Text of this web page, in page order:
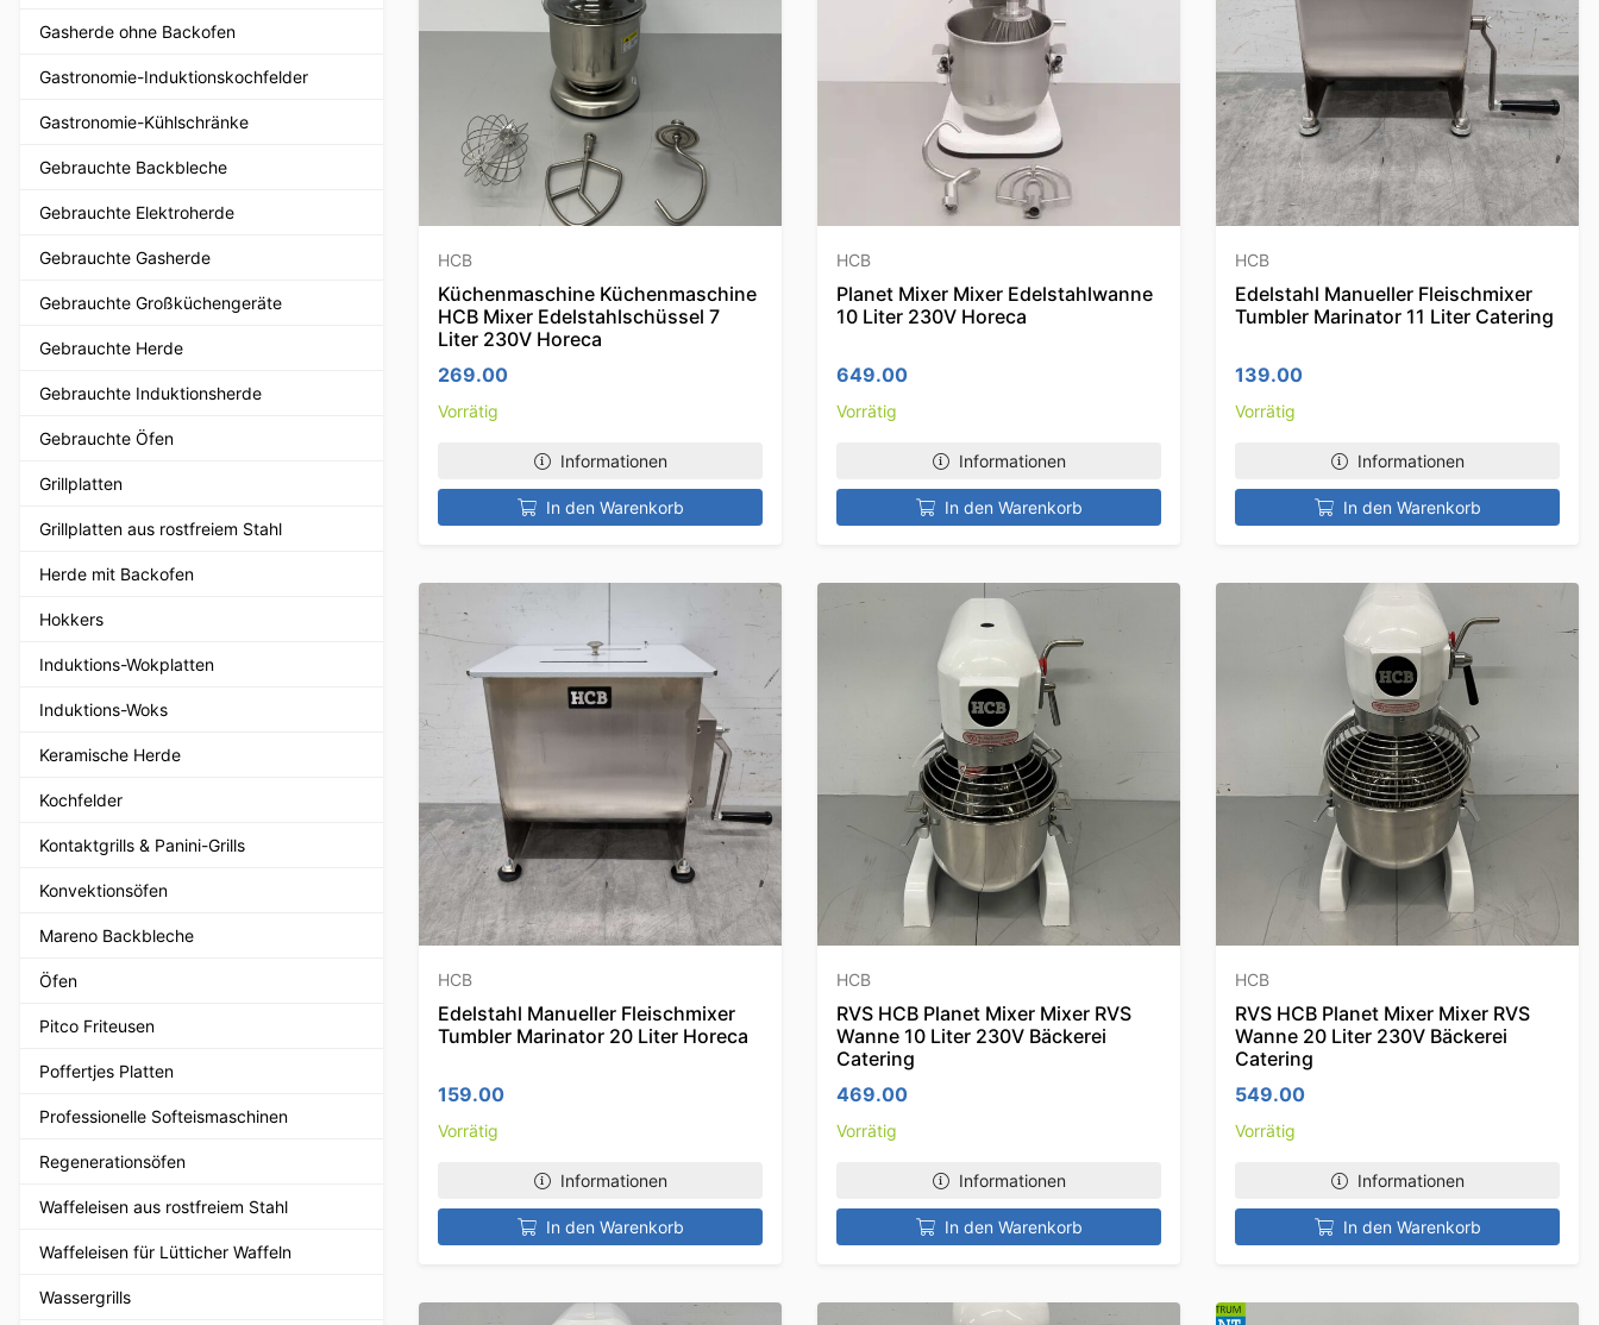
Gasherde ohne Backofen
Gastronomie-Induktionskochfelder
Gastronomie-Kühlschränke
Gebrauchte Backbleche
Gebrauchte Elektroherde
Gebrauchte Gasherde
Gebrauchte Großküchengeräte
Gebrauchte Herde
Gebrauchte Induktionsherde
Gebrauchte Öfen
Grillplatten
Grillplatten aus rostfreiem Stahl
Herde mit Backofen
Hokkers
Induktions-Wokplatten
Induktions-Woks
Keramische Herde
Kochfelder
Kontaktgrills & Panini-Grills
Konvektionsöfen
Mareno Backbleche
Öfen
Pitco Friteusen
Poffertjes Platten
Professionelle Softeismaschinen
Regenerationsöfen
Waffeleisen aus rostfreiem Stahl
Waffeleisen für Lütticher Waffeln
Wassergrills
HCB
Küchenmaschine Küchenmaschine
HCB Mixer Edelstahlschüssel 7
Liter 230V Horeca
269.00
Vorrätig
Informationen
In den Warenkorb
HCB
Planet Mixer Mixer Edelstahlwanne
10 Liter 230V Horeca
649.00
Vorrätig
Informationen
In den Warenkorb
HCB
Edelstahl Manueller Fleischmixer
Tumbler Marinator 11 Liter Catering
139.00
Vorrätig
Informationen
In den Warenkorb
HCB
Edelstahl Manueller Fleischmixer
Tumbler Marinator 20 Liter Horeca
159.00
Vorrätig
Informationen
In den Warenkorb
HCB
RVS HCB Planet Mixer Mixer RVS
Wanne 10 Liter 230V Bäckerei
Catering
469.00
Vorrätig
Informationen
In den Warenkorb
HCB
RVS HCB Planet Mixer Mixer RVS
Wanne 20 Liter 230V Bäckerei
Catering
549.00
Vorrätig
Informationen
In den Warenkorb